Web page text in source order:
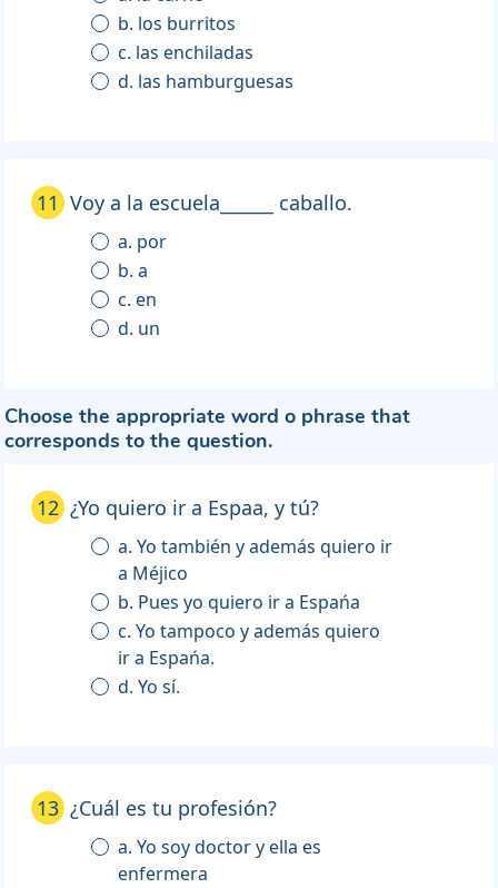
b. los burritos
c. las enchiladas
d. las hamburguesas
11 Voy a la escuela______ caballo.
a. por
b. a
c. en
d. un
Choose the appropriate word o phrase that
corresponds to the question.
12 ¿Yo quiero ir a Espaa, y tú?
a. Yo también y además quiero ir
a Méjico
b. Pues yo quiero ir a Espańa
c. Yo tampoco y además quiero
ir a Espańa.
d. Yo sí.
13 ¿Cuál es tu profesión?
a. Yo soy doctor y ella es
enfermera